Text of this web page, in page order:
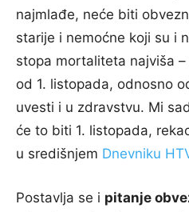
najmlađe, neće biti
starije i nemoćne koji su i
stopa mortaliteta najviša
od 1. listopada, odnosno
uvesti i u zdravstvu. Mi
će to biti 1. listopada,
u središnjem Dnevniku
Postavlja se i pitanje